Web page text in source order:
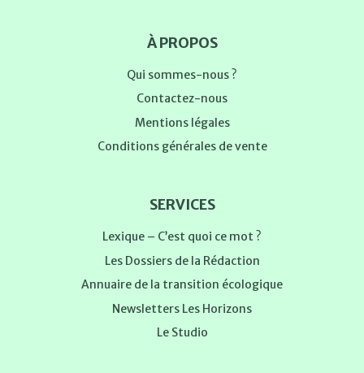
À PROPOS
Qui sommes-nous ?
Contactez-nous
Mentions légales
Conditions générales de vente
SERVICES
Lexique – C’est quoi ce mot ?
Les Dossiers de la Rédaction
Annuaire de la transition écologique
Newsletters Les Horizons
Le Studio